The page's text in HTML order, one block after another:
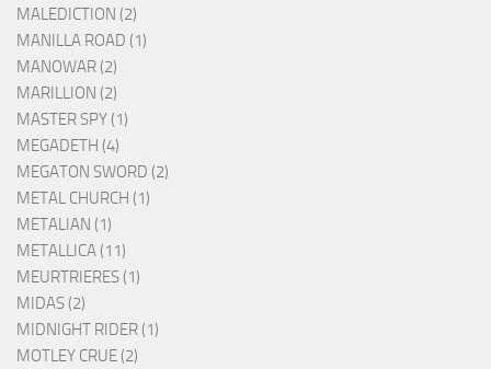
MALEDICTION (2)
MANILLA ROAD (1)
MANOWAR (2)
MARILLION (2)
MASTER SPY (1)
MEGADETH (4)
MEGATON SWORD (2)
METAL CHURCH (1)
METALIAN (1)
METALLICA (11)
MEURTRIERES (1)
MIDAS (2)
MIDNIGHT RIDER (1)
MOTLEY CRUE (2)